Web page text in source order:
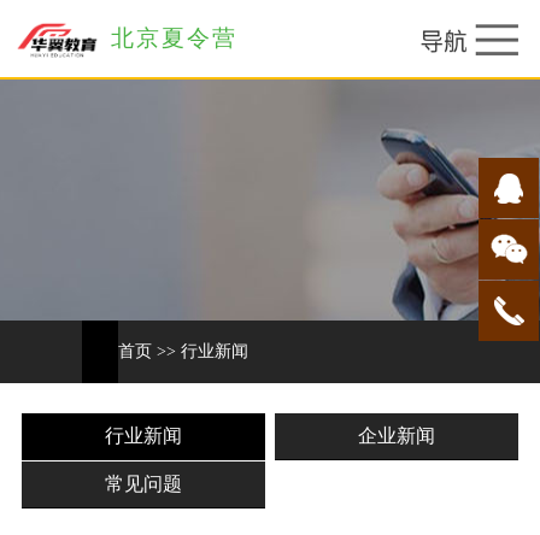
北京夏令营
首页 >> 行业新闻
行业新闻 企业新闻
常见问题